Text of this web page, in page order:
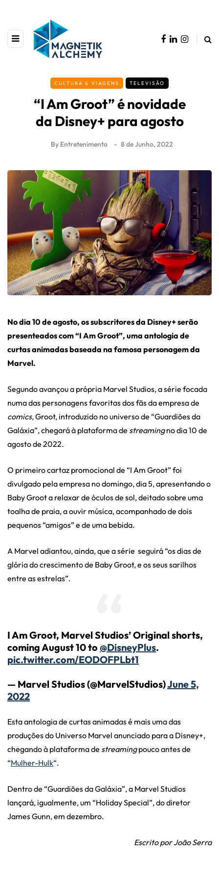
CULTURA & VIAGENS TELEVISÃO
“I Am Groot” é novidade
da Disney+ para agosto
By Entretenimento 8 de Junho, 2022
No dia 10 de agosto, os subscritores da Disney+ serão
presenteados com “I Am Groot”, uma antologia de
curtas animadas baseada na famosa personagem da
Marvel.
Segundo avançou a própria Marvel Studios, a série focada
numa das personagens favoritas dos fãs da empresa de
comics, Groot, introduzido no universo de “Guardiões da
Galáxia”, chegará à plataforma de streamingno dia 10 de
agosto de 2022.
O primeiro cartaz promocional de “I Am Groot” foi
divulgado pela empresa no domingo, dia 5, apresentando o
Baby Groot a relaxar de óculos de sol, deitado sobre uma
toalha de praia, a ouvir música, acompanhado de dois
pequenos “amigos” e de uma bebida.
A Marvel adiantou, ainda, que a série seguirá “os dias de
glória do crescimento de Baby Groot, e os seus sarilhos
entre as estrelas”.
I Am Groot, Marvel Studios’ Original shorts,
coming August 10 to @DisneyPlus.
pic.twitter.com/EODOFPLbt1
— Marvel Studios (@MarvelStudios)June 5,
2022
Esta antologia de curtas animadas é mais uma das
produções do Universo Marvel anunciado para a Disney+,
chegando à plataforma de streamingpouco antes de
“Mulher-Hulk“.
Dentro de “Guardiões da Galáxia”, a Marvel Studios
lançará, igualmente, um “Holiday Special”, do diretor
James Gunn, em dezembro.
Escrito por João Serra